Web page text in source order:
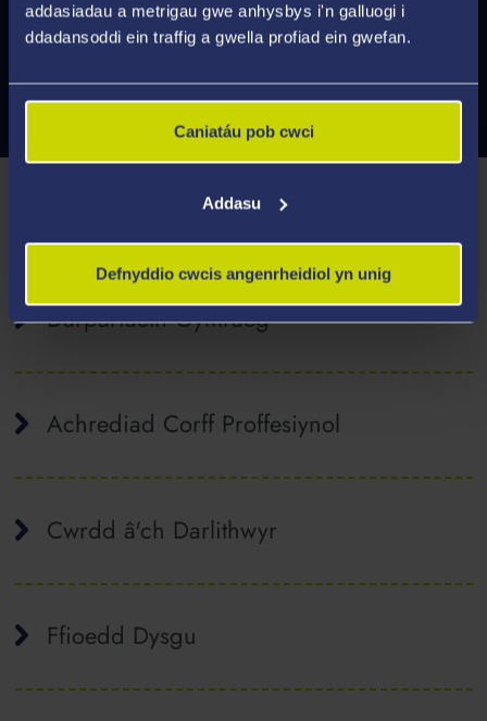
addasiadau a metrigau gwe anhysbys i'n galluogi i
ddadansoddi ein traffig a gwella profiad ein gwefan.
Caniatáu pob cwci
Addasu
Defnyddio cwcis angenrheidiol yn unig
Darpariaeth Gymraeg
Achrediad Corff Proffesiynol
Cwrdd â'ch Darlithwyr
Ffioedd Dysgu